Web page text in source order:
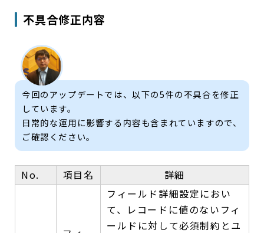
不具合修正内容
今回のアップデートでは、以下の5件の不具合を修正
しています。
日常的な運用に影響する内容も含まれていますので、
ご確認ください。
No. 項目名 詳細
フィールド詳細設定におい
て、レコードに値のないフィ
ールドに対して必須制約とユ